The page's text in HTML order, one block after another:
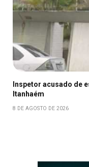
Inspetor acusado de
Itanhaém
8 DE AGOSTO DE 2026